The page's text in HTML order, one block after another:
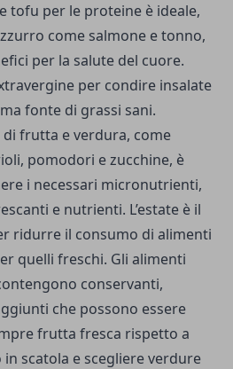
tofu per le proteine è ideale,
come salmone e tonno,
per la salute del cuore.
per condire insalate
fonte di grassi sani.
frutta e verdura, come
pomodori e zucchine, è
i necessari micronutrienti,
e nutrienti. L’estate è il
ridurre il consumo di alimenti
quelli freschi. Gli alimenti
conservanti,
che possono essere
frutta fresca rispetto a
scatola e scegliere verdure